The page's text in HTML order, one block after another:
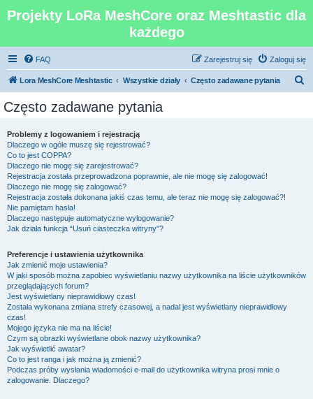
Projekty LoRa MeshCore oraz Meshtastic dla
każdego
FAQ Zaloguj się
Zarejestruj się
Lora MeshCore Meshtastic Wszystkie działy Często zadawane pytania
Często zadawane pytania
Problemy z logowaniem i rejestracją
Dlaczego w ogóle muszę się rejestrować?
Co to jest COPPA?
Dlaczego nie mogę się zarejestrować?
Rejestracja została przeprowadzona poprawnie, ale nie mogę się zalogować!
Dlaczego nie mogę się zalogować?
Rejestracja została dokonana jakiś czas temu, ale teraz nie mogę się zalogować?!
Nie pamiętam hasła!
Dlaczego następuje automatyczne wylogowanie?
Jak działa funkcja “Usuń ciasteczka witryny”?
Preferencje i ustawienia użytkownika
Jak zmienić moje ustawienia?
W jaki sposób można zapobiec wyświetlaniu nazwy użytkownika na liście użytkowników
przeglądających forum?
Jest wyświetlany nieprawidłowy czas!
Została wykonana zmiana strefy czasowej, a nadal jest wyświetlany nieprawidłowy
czas!
Mojego języka nie ma na liście!
Czym są obrazki wyświetlane obok nazwy użytkownika?
Jak wyświetlić awatar?
Co to jest ranga i jak można ją zmienić?
Podczas próby wysłania wiadomości e-mail do użytkownika witryna prosi mnie o
zalogowanie. Dlaczego?